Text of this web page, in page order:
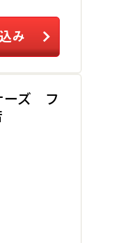
み
ーズ フ